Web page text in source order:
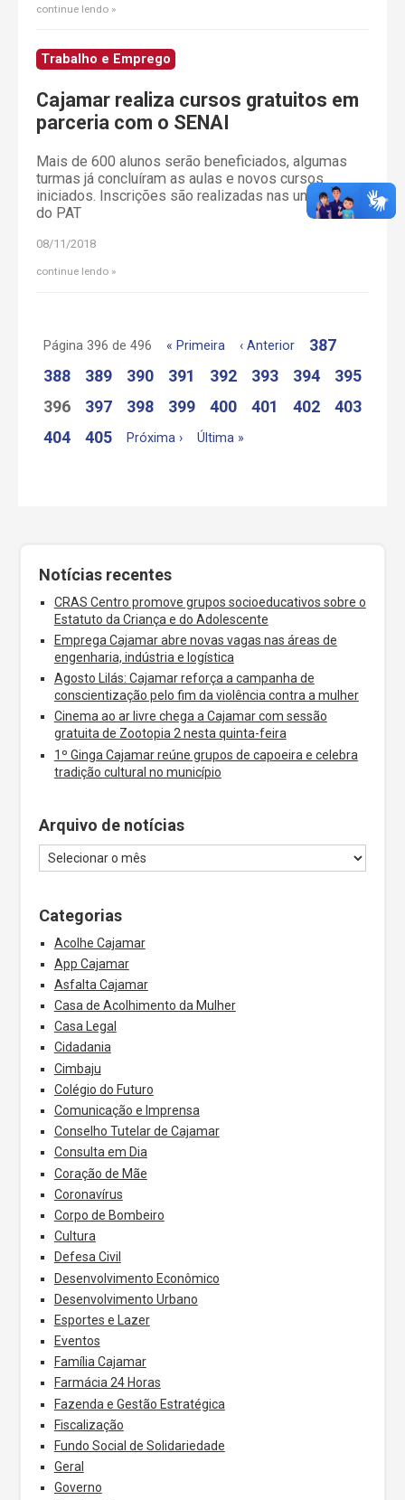
continue lendo
Trabalho e Emprego
Cajamar realiza cursos gratuitos em
parceria com o SENAI
Mais de 600 alunos serão beneficiados, algumas
turmas já concluíram as aulas e novos cursos
iniciados. Inscrições são realizadas nas unidades
do PAT
08/11/2018
continue lendo
Página 396 de 496 « Primeira ‹ Anterior
387
388
389 390 391 392 393 394
395
396
397 398 399 400 401 402
403
404
405 Próxima › Última »
Notícias recentes
CRAS Centro promove grupos socioeducativos sobre o
Estatuto da Criança e do Adolescente
Emprega Cajamar abre novas vagas nas áreas de
engenharia, indústria e logística
Agosto Lilás: Cajamar reforça a campanha de
conscientização pelo fim da violência contra a mulher
Cinema ao ar livre chega a Cajamar com sessão
gratuita de Zootopia 2 nesta quinta-feira
1º Ginga Cajamar reúne grupos de capoeira e celebra
tradição cultural no município
Arquivo de notícias
Categorias
Acolhe Cajamar
App Cajamar
Asfalta Cajamar
Casa de Acolhimento da Mulher
Casa Legal
Cidadania
Cimbaju
Colégio do Futuro
Comunicação e Imprensa
Conselho Tutelar de Cajamar
Consulta em Dia
Coração de Mãe
Coronavírus
Corpo de Bombeiro
Cultura
Defesa Civil
Desenvolvimento Econômico
Desenvolvimento Urbano
Esportes e Lazer
Eventos
Família Cajamar
Farmácia 24 Horas
Fazenda e Gestão Estratégica
Fiscalização
Fundo Social de Solidariedade
Geral
Governo